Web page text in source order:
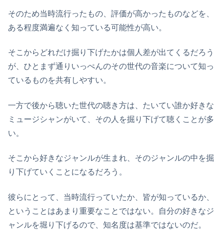
そのため当時流行ったもの、評価が高かったものなどを、
ある程度満遍なく知っている可能性が高い。
そこからどれだけ掘り下げたかは個人差が出てくるだろう
が、ひとまず通りいっぺんのその世代の音楽について知っ
ているものを共有しやすい。
一方で後から聴いた世代の聴き方は、たいてい誰か好きな
ミュージシャンがいて、その人を掘り下げて聴くことが多
い。
そこから好きなジャンルが生まれ、そのジャンルの中を掘
り下げていくことになるだろう。
彼らにとって、当時流行っていたか、皆が知っているか、
ということはあまり重要なことではない。自分の好きなジ
ャンルを堀り下げるので、知名度は基準ではないのだ。